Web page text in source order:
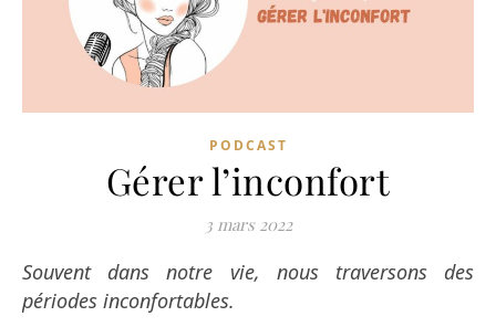
PODCAST
Gérer l’inconfort
3 mars 2022
Souvent dans notre vie, nous traversons des
périodes inconfortables.